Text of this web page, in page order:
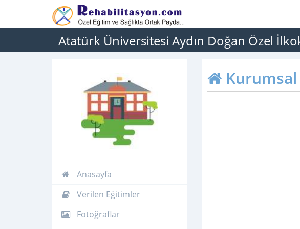
Atatürk Üniversitesi Aydın Doğan Özel
Anasayfa
Verilen Eğitimler
Fotoğraflar
Kurumsal